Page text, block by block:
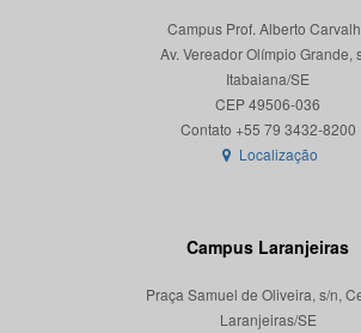
Campus Prof. Alberto
Av. Vereador Olímpio Grande,
Itabaiana/SE
CEP 49506-036
Localização
Campus Laranjeiras
Praça Samuel de Oliveira, s/n,
Laranjeiras/SE